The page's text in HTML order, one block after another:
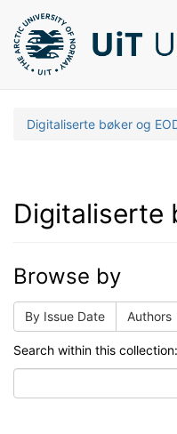
Digitaliserte bøker og
Digitaliserte
Browse by
By Issue Date Authors
Search within this collection: